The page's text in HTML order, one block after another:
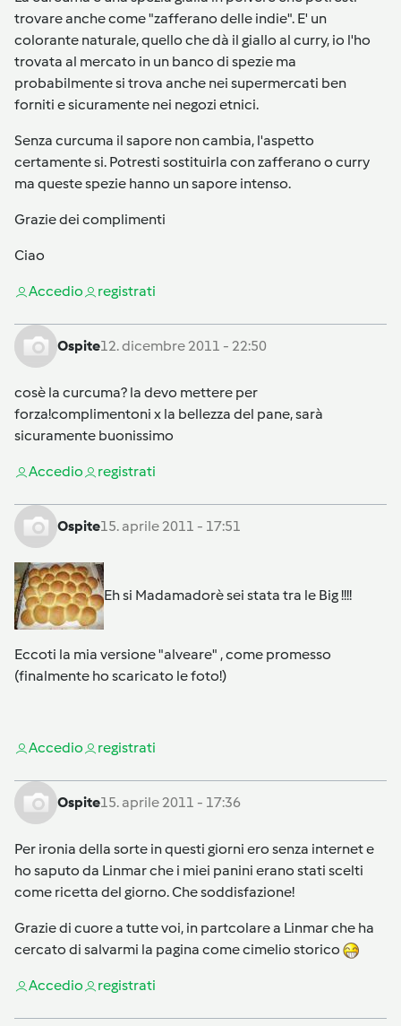
trovare anche come "zafferano delle indie". E' un
colorante naturale, quello che dà il giallo al curry, io l'ho
trovata al mercato in un banco di spezie ma
probabilmente si trova anche nei supermercati ben
forniti e sicuramente nei negozi etnici.
Senza curcuma il sapore non cambia, l'aspetto
certamente si. Potresti sostituirla con zafferano o curry
ma queste spezie hanno un sapore intenso.
Grazie dei complimenti
Ciao
Accedio registrati
Ospite12. dicembre 2011 - 22:50
cosè la curcuma? la devo mettere per
forza!complimentoni x la bellezza del pane, sarà
sicuramente buonissimo
Accedio registrati
Ospite15. aprile 2011 - 17:51
Eh si Madamadorè sei stata tra le Big !!!!
Eccoti la mia versione "alveare" , come promesso
(finalmente ho scaricato le foto!)
Accedio registrati
Ospite15. aprile 2011 - 17:36
Per ironia della sorte in questi giorni ero senza internet e
ho saputo da Linmar che i miei panini erano stati scelti
come ricetta del giorno. Che soddisfazione!
Grazie di cuore a tutte voi, in partcolare a Linmar che ha
cercato di salvarmi la pagina come cimelio storico
Accedio registrati